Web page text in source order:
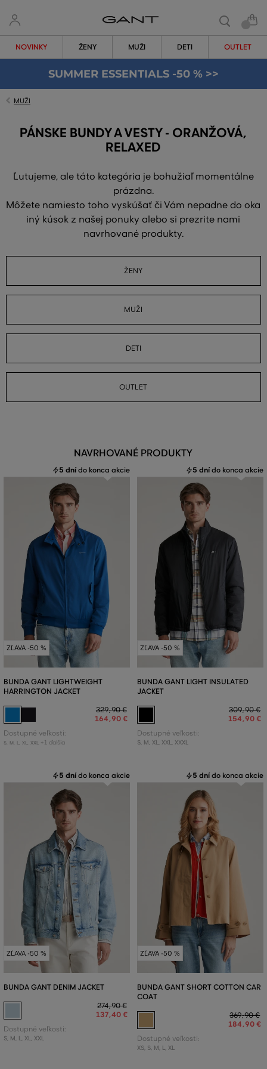
NOVINKY ŽENY MUŽI DETI OUTLET
SUMMER ESSENTIALS -50 % >>
MUŽI
PÁNSKE BUNDY A VESTY - ORANŽOVÁ,
RELAXED
Ľutujeme, ale táto kategória je bohužiaľ momentálne
prázdna.
Môžete namiesto toho vyskúšať či Vám nepadne do oka
iný kúsok z našej ponuky alebo si prezrite nami
navrhované produkty.
ŽENY
MUŽI
DETI
OUTLET
NAVRHOVANÉ PRODUKTY
5 dní do konca akcie
ZĽAVA -50 %
BUNDA GANT LIGHTWEIGHT
HARRINGTON JACKET
329,90 €
164,90 €
Dostupné veľkosti:
S, M L XL XXL +1 ďalšia
5 dní do konca akcie
ZĽAVA -50 %
BUNDA GANT LIGHT INSULATED
JACKET
309,90 €
154,90 €
Dostupné veľkosti:
S, M, XL, XXL, XXXL
5 dní do konca akcie
ZĽAVA -50 %
BUNDA GANT DENIM JACKET
274,90 €
137,40 €
Dostupné veľkosti:
S, M, L, XL, XXL
5 dní do konca akcie
ZĽAVA -50 %
BUNDA GANT SHORT COTTON CAR
COAT
369,90 €
184,90 €
Dostupné veľkosti:
XS, S, M, L, XL